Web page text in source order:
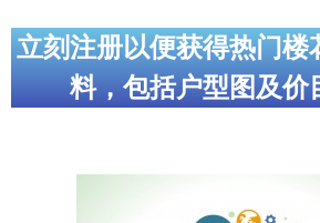
立刻注册以便获得热门楼
料，包括户型图及价